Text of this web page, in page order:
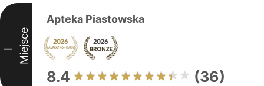
I Miejsce
Apteka Piastowska
8.4 (36)